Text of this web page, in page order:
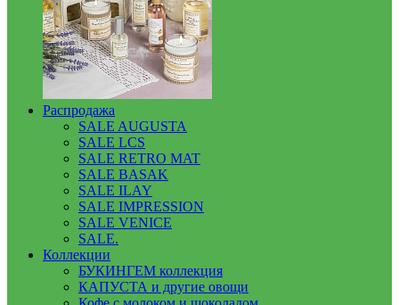
Распродажа
SALE AUGUSTA
SALE LCS
SALE RETRO MAT
SALE BASAK
SALE ILAY
SALE IMPRESSION
SALE VENICE
SALE.
Коллекции
БУКИНГЕМ коллекция
КАПУСТА и другие овощи